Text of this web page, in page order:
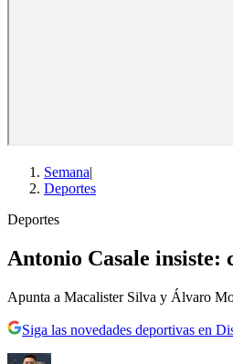
Semana|
Deportes
Deportes
Antonio Casale insiste:
Apunta a Macalister Silva y Álvaro
Siga las novedades deportivas en